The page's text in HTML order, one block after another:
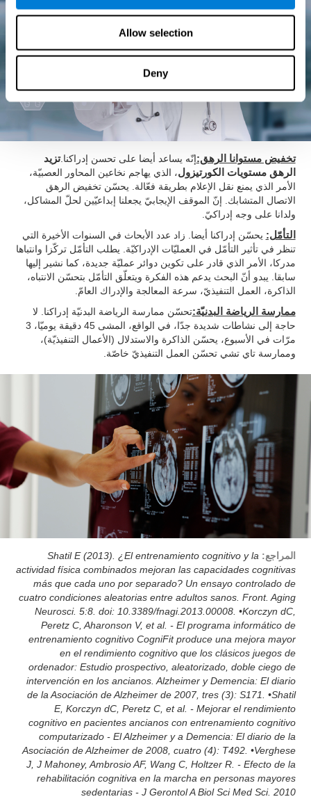
Allow selection
Deny
تخفيض مستوانا الرهق:إنّه يساعد أيضا على تحسن إدراكنا.تزيد
الرهق مستويات الكورتيزول، الذي يهاجم نخاعين المحاور العصبيّة،
الأمر الذي يمنع نقل الإعلام بطريقة فعّالة. يحسّن تخفيض الرهق
الاتصال المتشابك. إنّ الموقف الإيجابيّ يجعلنا إبداعيّين لحلّ المشاكل،
ولدانا على وجه إدراكيّ.
التأمّل: يحسّن إدراكنا أيضا. زاد عدد الأبحاث في السنوات الأخيرة التي
تنظر في تأثير التأمّل في العمليّات الإدراكيّة. يطلب التأمّل تركّزا وانتباها
مدركا، الأمر الذي قادر على تكوين دوائر عمليّة جديدة، كما نشير إليها
سابقا. يبدو أنّ البحث يدعم هذه الفكرة ويتعلّق التأمّل بتحسّن الانتباه،
الذاكرة، العمل التنفيذيّ، سرعة المعالجة والإدراك العامّ.
ممارسة الرياضة البدنيّة:تحسّن ممارسة الرياضة البدنيّة إدراكنا. لا
حاجة إلى نشاطات شديدة جدّا، في الواقع، المشى 45 دقيقة يوميّا، 3
مرّات في الأسبوع، يحسّن الذاكرة والاستدلال (الأعمال التنفيذيّة)،
وممارسة تاي تشي تحسّن العمل التنفيذيّ خاصّة.
المراجع: Shatil E (2013). ¿El entrenamiento cognitivo y la
actividad física combinados mejoran las capacidades cognitivas
más que cada uno por separado? Un ensayo controlado de
cuatro condiciones aleatorias entre adultos sanos. Front. Aging
Neurosci. 5:8. doi: 10.3389/fnagi.2013.00008. •Korczyn dC,
Peretz C, Aharonson V, et al. - El programa informático de
entrenamiento cognitivo CogniFit produce una mejora mayor
en el rendimiento cognitivo que los clásicos juegos de
ordenador: Estudio prospectivo, aleatorizado, doble ciego de
intervención en los ancianos. Alzheimer y Demencia: El diario
de la Asociación de Alzheimer de 2007, tres (3): S171. •Shatil
E, Korczyn dC, Peretz C, et al. - Mejorar el rendimiento
cognitivo en pacientes ancianos con entrenamiento cognitivo
computarizado - El Alzheimer y a Demencia: El diario de la
Asociación de Alzheimer de 2008, cuatro (4): T492. •Verghese
J, J Mahoney, Ambrosio AF, Wang C, Holtzer R. - Efecto de la
rehabilitación cognitiva en la marcha en personas mayores
sedentarias - J Gerontol A Biol Sci Med Sci. 2010